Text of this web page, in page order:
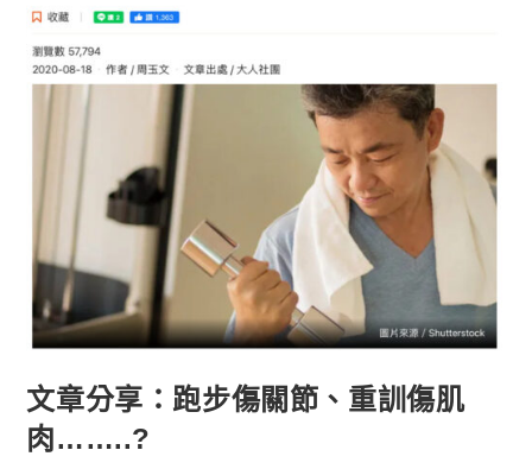
文章分享：跑步傷關節、重訓傷肌
肉……..?